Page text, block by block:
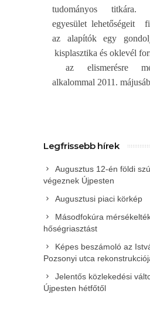
tudományos titkára.
egyesület lehetőségeit
az alapítók egy
kisplasztika és oklevél
az elismerésre
alkalommal 2011.
Legfrissebb hírek
Augusztus 12-én földi
végeznek Újpesten
Augusztusi piaci körkép
Másodfokúra
hőségriasztást
Képes beszámoló az
Pozsonyi utca
Jelentős közlekedési
Újpesten hétfőtől